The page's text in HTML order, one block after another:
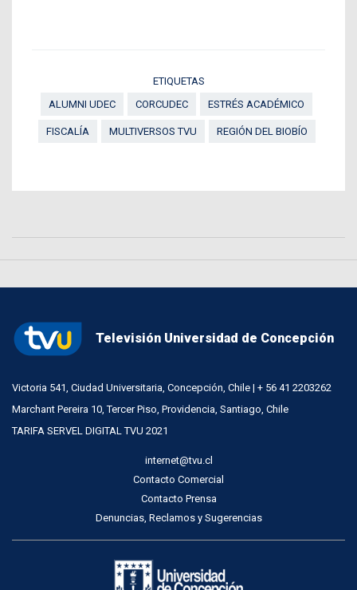
ETIQUETAS
ALUMNI UDEC
CORCUDEC ESTRÉS ACADÉMICO
FISCALÍA MULTIVERSOS TVU REGIÓN DEL BIOBÍO
Televisión Universidad de Concepción
Victoria 541, Ciudad Universitaria, Concepción, Chile | + 56 41 2203262
Marchant Pereira 10, Tercer Piso, Providencia, Santiago, Chile
TARIFA SERVEL DIGITAL TVU 2021
internet@tvu.cl
Contacto Comercial
Contacto Prensa
Denuncias, Reclamos y Sugerencias